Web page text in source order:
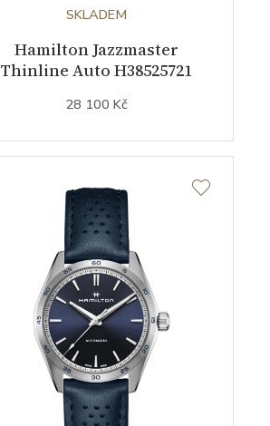
SKLADEM
Hamilton Jazzmaster
Thinline Auto H38525721
28 100 Kč